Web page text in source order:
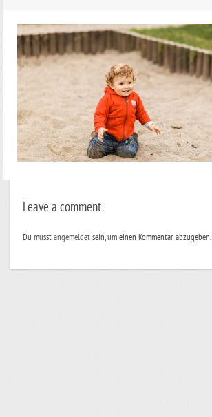
Leave a comment
Du musstangemeldetsein, um einen Kommentar abzugeben.